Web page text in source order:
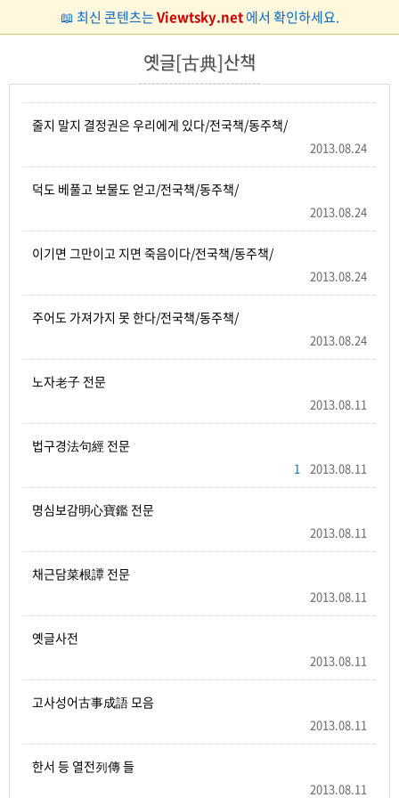
📖 최신 콘텐츠는Viewtsky.net에서 확인하세요.
옛글[古典]산책
줄지 말지 결정권은 우리에게 있다/전국책/동주책/
2013.08.24
덕도 베풀고 보물도 얻고/전국책/동주책/
2013.08.24
이기면 그만이고 지면 죽음이다/전국책/동주책/
2013.08.24
주어도 가져가지 못 한다/전국책/동주책/
2013.08.24
노자老子 전문
2013.08.11
법구경法句經 전문
2013.08.11
1
명심보감明心寶鑑 전문
2013.08.11
채근담菜根譚 전문
2013.08.11
옛글사전
2013.08.11
고사성어古事成語 모음
2013.08.11
한서 등 열전列傳 들
2013.08.11